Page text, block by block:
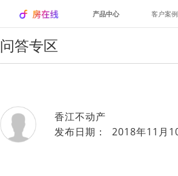
产品中心 客户案例
问答专区
香江不动产
发布日期： 2018年11月